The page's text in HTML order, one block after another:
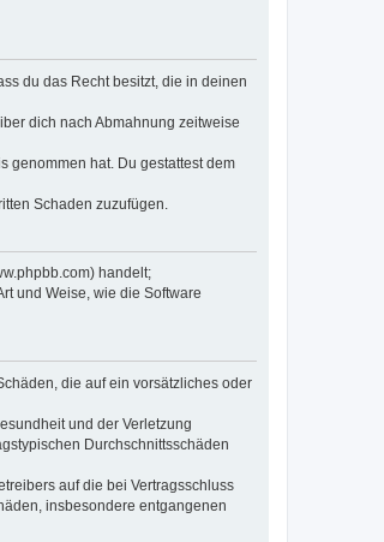
du das Recht besitzt, die in deinen
dich nach Abmahnung zeitweise
genommen hat. Du gestattest dem
Schaden zuzufügen.
handelt;
und Weise, wie die Software
die auf ein vorsätzliches oder
und der Verletzung
Durchschnittsschäden
auf die bei Vertragsschluss
insbesondere entgangenen